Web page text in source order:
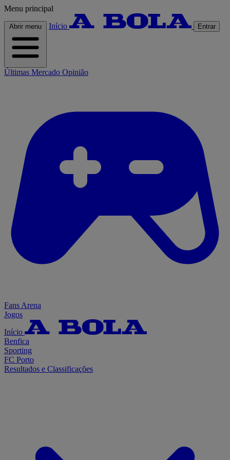
Menu principal
Abrir menu Início Entrar
Últimas Mercado Opinião
Fans Arena
Jogos
Início
Benfica
Sporting
FC Porto
Resultados e Classificações